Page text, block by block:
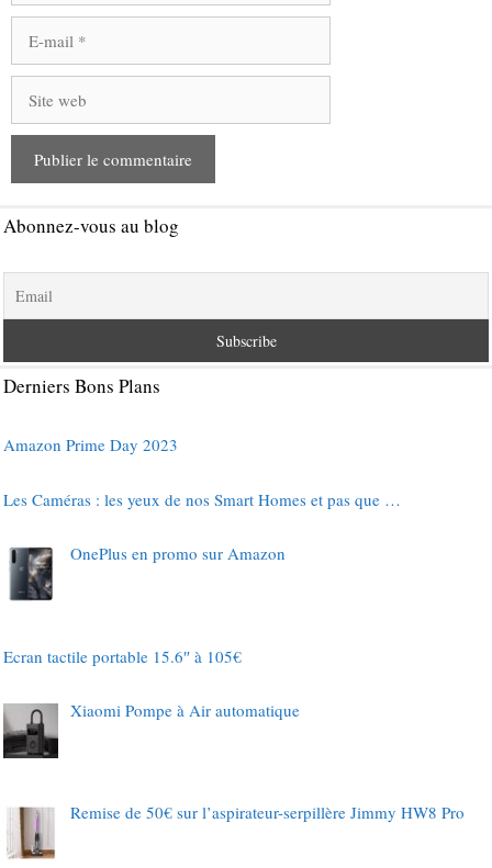
mail
web
Abonnez-vous au blog
Derniers Bons Plans
Amazon Prime Day 2023
Les Caméras : les yeux de nos Smart Homes et pas que …
OnePlus en promo sur Amazon
Ecran tactile portable 15.6″ à 105€
Xiaomi Pompe à Air automatique
Remise de 50€ sur l’aspirateur-serpillère Jimmy HW8 Pro